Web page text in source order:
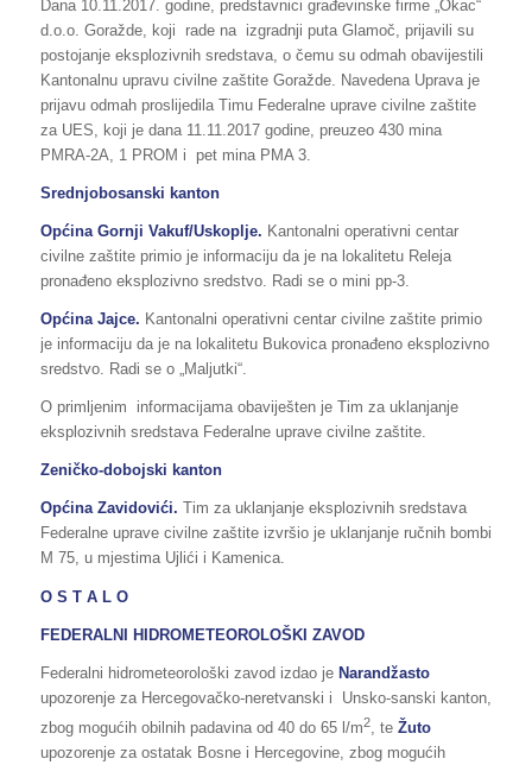
Dana 10.11.2017. godine, predstavnici građevinske firme „Okac“
d.o.o. Goražde, koji rade na izgradnji puta Glamoč, prijavili su
postojanje eksplozivnih sredstava, o čemu su odmah obavijestili
Kantonalnu upravu civilne zaštite Goražde. Navedena Uprava je
prijavu odmah proslijedila Timu Federalne uprave civilne zaštite
za UES, koji je dana 11.11.2017 godine, preuzeo 430 mina
PMRA-2A, 1 PROM i pet mina PMA 3.
Srednjobosanski kanton
Općina Gornji Vakuf/Uskoplje. Kantonalni operativni centar
civilne zaštite primio je informaciju da je na lokalitetu Releja
pronađeno eksplozivno sredstvo. Radi se o mini pp-3.
Općina Jajce. Kantonalni operativni centar civilne zaštite primio
je informaciju da je na lokalitetu Bukovica pronađeno eksplozivno
sredstvo. Radi se o „Maljutki“.
O primljenim informacijama obaviješten je Tim za uklanjanje
eksplozivnih sredstava Federalne uprave civilne zaštite.
Zeničko-dobojski kanton
Općina Zavidovići. Tim za uklanjanje eksplozivnih sredstava
Federalne uprave civilne zaštite izvršio je uklanjanje ručnih bombi
M 75, u mjestima Ujlići i Kamenica.
O S T A L O
FEDERALNI HIDROMETEOROLOŠKI ZAVOD
Federalni hidrometeorološki zavod izdao je Narandžasto
upozorenje za Hercegovačko-neretvanski i Unsko-sanski kanton,
zbog mogućih obilnih padavina od 40 do 65 l/m2, te Žuto
upozorenje za ostatak Bosne i Hercegovine, zbog mogućih